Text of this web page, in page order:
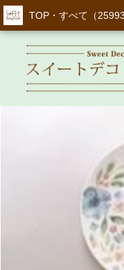
TOP・すべて（25993